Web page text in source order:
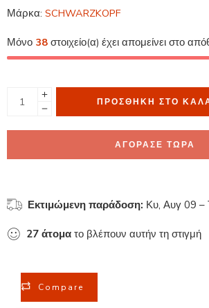
Μάρκα: SCHWARZKOPF
Μόνο 38 στοιχείο(α) έχει απομείνει στο
ΠΡΟΣΘΉΚΗ ΣΤΟ
ΑΓΟΡΑΣΕ ΤΩΡΑ
Εκτιμώμενη παράδοση: Κυ, Αυγ 09 –
27 άτομα το βλέπουν αυτήν τη στιγμή
Compare